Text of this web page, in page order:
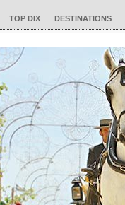
TOP DIX DESTINATIONS